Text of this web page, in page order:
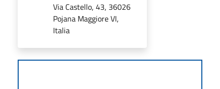
Via Castello, 43, 36026
Pojana Maggiore VI,
Italia